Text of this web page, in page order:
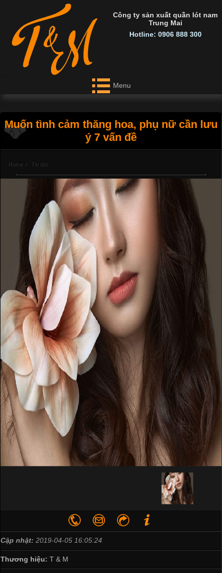
Công ty sản xuất quần lót nam
Trung Mai
Hotline: 0906 888 300
Menu
Muốn tình cảm thăng hoa, phụ nữ cần lưu
ý 7 vấn đề
Home › Tin tức
Cập nhật: 2019-04-05 16:05:24
Thương hiệu: T & M